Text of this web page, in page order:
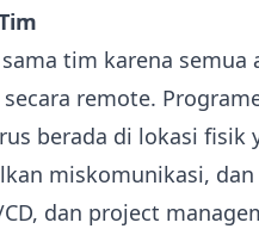
tim karena
remote.
berada di lokasi
miskomunikasi,
dan project